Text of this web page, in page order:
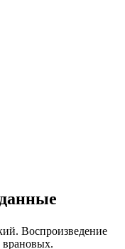
Воспроизведение
врановых.